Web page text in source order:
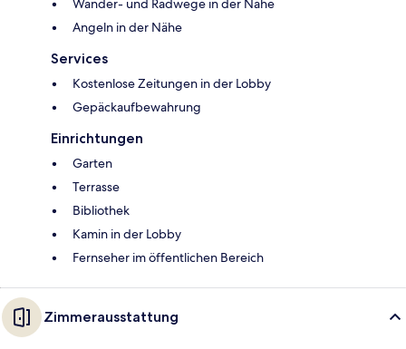
Wander- und Radwege in der Nähe
Angeln in der Nähe
Services
Kostenlose Zeitungen in der Lobby
Gepäckaufbewahrung
Einrichtungen
Garten
Terrasse
Bibliothek
Kamin in der Lobby
Fernseher im öffentlichen Bereich
Zimmerausstattung